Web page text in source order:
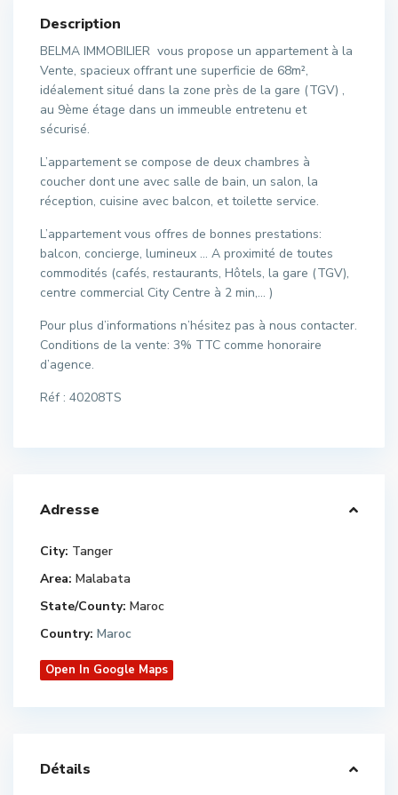
Description
BELMA IMMOBILIER vous propose un appartement à la
Vente, spacieux offrant une superficie de 68m²,
idéalement situé dans la zone près de la gare (TGV) ,
au 9ème étage dans un immeuble entretenu et
sécurisé.
L’appartement se compose de deux chambres à
coucher dont une avec salle de bain, un salon, la
réception, cuisine avec balcon, et toilette service.
L’appartement vous offres de bonnes prestations:
balcon, concierge, lumineux … A proximité de toutes
commodités (cafés, restaurants, Hôtels, la gare (TGV),
centre commercial City Centre à 2 min,… )
Pour plus d’informations n’hésitez pas à nous contacter.
Conditions de la vente: 3% TTC comme honoraire
d’agence.
Réf : 40208TS
Adresse
City: Tanger
Area: Malabata
State/County: Maroc
Country: Maroc
Open In Google Maps
Détails